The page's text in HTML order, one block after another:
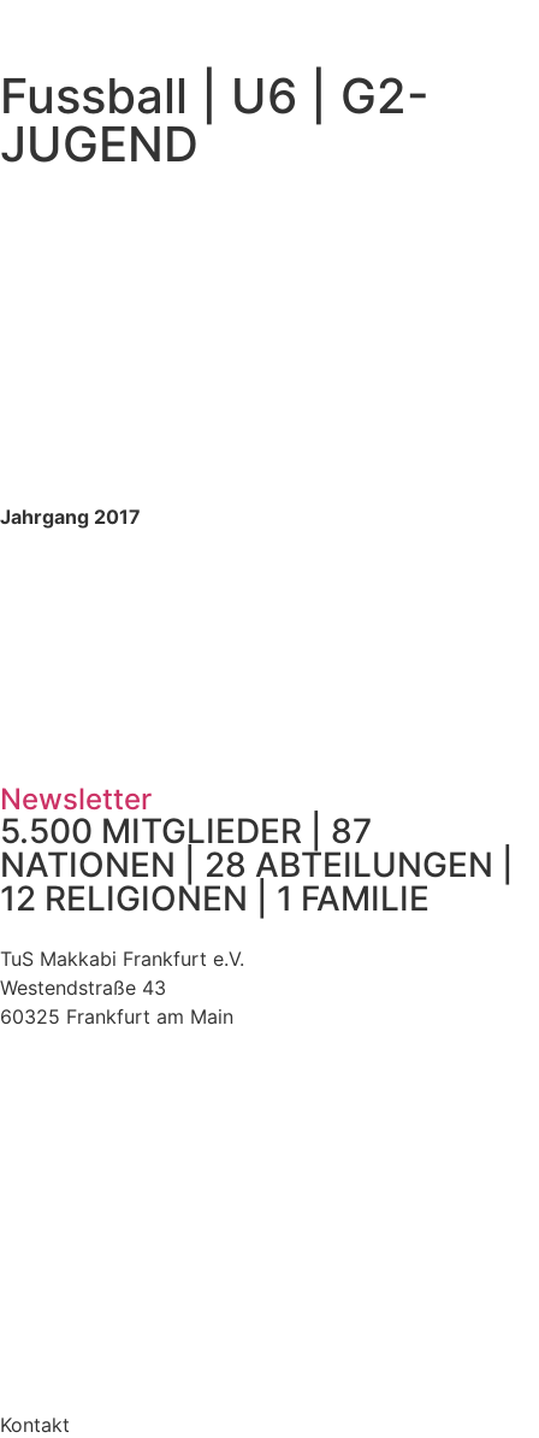
Fussball | U6 | G2-
JUGEND
Jahrgang 2017
Newsletter
5.500 MITGLIEDER | 87
NATIONEN | 28 ABTEILUNGEN |
12 RELIGIONEN | 1 FAMILIE
TuS Makkabi Frankfurt e.V.
Westendstraße 43
60325 Frankfurt am Main
Kontakt